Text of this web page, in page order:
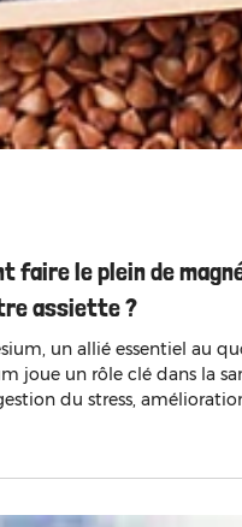
faire le plein de
assiette ?
un allié essentiel au
joue un rôle clé dans la
du stress,